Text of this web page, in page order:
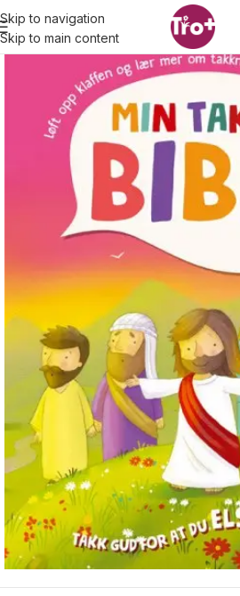
Skip to navigation
Skip to main content